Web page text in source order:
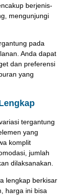
berjenis-
mengunjungi
pada
Anda dapat
dan preferensi
yang
tergantung
yang
komplit
jumlah
dilaksanakan.
lengkap berkisar
harga ini bisa